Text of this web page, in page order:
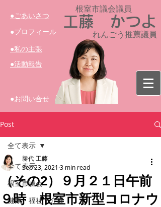
​●ごあいさつ
​●プロフィール
​●活動報告
​●私の主張
​●お問い合せ
工藤 かつよ
根室市議会議員​
れんごう推薦議員
Post
全て表示
根室市議会
健康・福祉・介護
全て表示
（その2）９月２１日午前
９時 根室市新型コロナウ
勝代 工藤
Sep 23, 2021 3 min read